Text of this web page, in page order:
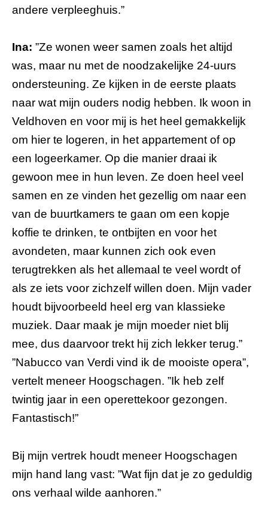
andere verpleeghuis.”
Ina: ”Ze wonen weer samen zoals het altijd
was, maar nu met de noodzakelijke 24-uurs
ondersteuning. Ze kijken in de eerste plaats
naar wat mijn ouders nodig hebben. Ik woon in
Veldhoven en voor mij is het heel gemakkelijk
om hier te logeren, in het appartement of op
een logeerkamer. Op die manier draai ik
gewoon mee in hun leven. Ze doen heel veel
samen en ze vinden het gezellig om naar een
van de buurtkamers te gaan om een kopje
koffie te drinken, te ontbijten en voor het
avondeten, maar kunnen zich ook even
terugtrekken als het allemaal te veel wordt of
als ze iets voor zichzelf willen doen. Mijn vader
houdt bijvoorbeeld heel erg van klassieke
muziek. Daar maak je mijn moeder niet blij
mee, dus daarvoor trekt hij zich lekker terug.”
”Nabucco van Verdi vind ik de mooiste opera”,
vertelt meneer Hoogschagen. ”Ik heb zelf
twintig jaar in een operettekoor gezongen.
Fantastisch!”
Bij mijn vertrek houdt meneer Hoogschagen
mijn hand lang vast: ”Wat fijn dat je zo geduldig
ons verhaal wilde aanhoren.”